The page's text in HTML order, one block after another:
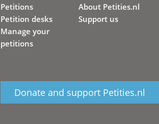
Petitions
Petition desks
Manage your
petitions
About Petities.nl
Support us
Donate and support Petities.nl